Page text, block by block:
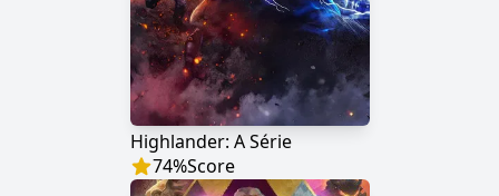
Highlander: A Série
74%Score